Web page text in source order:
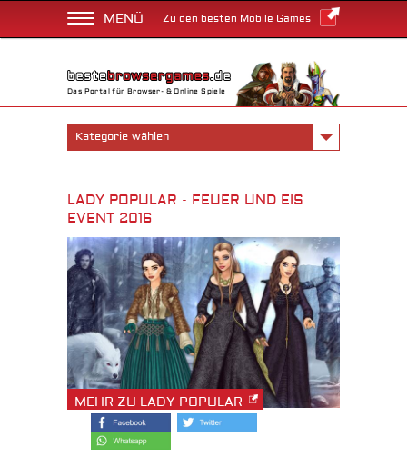
MENÜ Zu den besten Mobile Games
Das Portal für Browser- & Online Spiele
Kategorie wählen
LADY POPULAR - FEUER UND EIS
EVENT 2016
MEHR ZU LADY POPULAR